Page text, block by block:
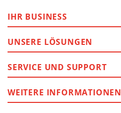
IHR BUSINESS
UNSERE LÖSUNGEN
SERVICE UND SUPPORT
WEITERE INFORMATIONEN